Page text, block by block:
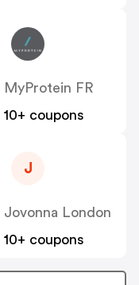
MyProtein FR
10+ coupons
J
Jovonna London
10+ coupons